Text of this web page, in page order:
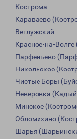
Кострома
Караваево
Ветлужский
Красное-на-Волге
Парфеньево
Никольское
Чистые Боры
Неверовка
Минское
Обломихино
Шарья